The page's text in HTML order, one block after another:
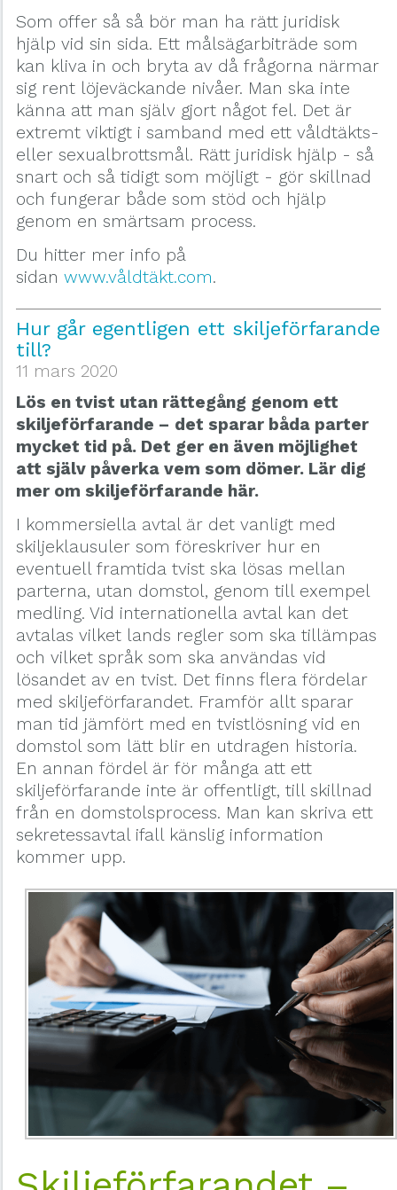
Som offer så så bör man ha rätt juridisk
hjälp vid sin sida. Ett målsägarbiträde som
kan kliva in och bryta av då frågorna närmar
sig rent löjeväckande nivåer. Man ska inte
känna att man själv gjort något fel. Det är
extremt viktigt i samband med ett våldtäkts-
eller sexualbrottsmål. Rätt juridisk hjälp - så
snart och så tidigt som möjligt - gör skillnad
och fungerar både som stöd och hjälp
genom en smärtsam process.
Du hitter mer info på
sidan www.våldtäkt.com.
Hur går egentligen ett skiljeförfarande
till?
11 mars 2020
Lös en tvist utan rättegång genom ett
skiljeförfarande – det sparar båda parter
mycket tid på. Det ger en även möjlighet
att själv påverka vem som dömer. Lär dig
mer om skiljeförfarande här.
I kommersiella avtal är det vanligt med
skiljeklausuler som föreskriver hur en
eventuell framtida tvist ska lösas mellan
parterna, utan domstol, genom till exempel
medling. Vid internationella avtal kan det
avtalas vilket lands regler som ska tillämpas
och vilket språk som ska användas vid
lösandet av en tvist. Det finns flera fördelar
med skiljeförfarandet. Framför allt sparar
man tid jämfört med en tvistlösning vid en
domstol som lätt blir en utdragen historia.
En annan fördel är för många att ett
skiljeförfarande inte är offentligt, till skillnad
från en domstolsprocess. Man kan skriva ett
sekretessavtal ifall känslig information
kommer upp.